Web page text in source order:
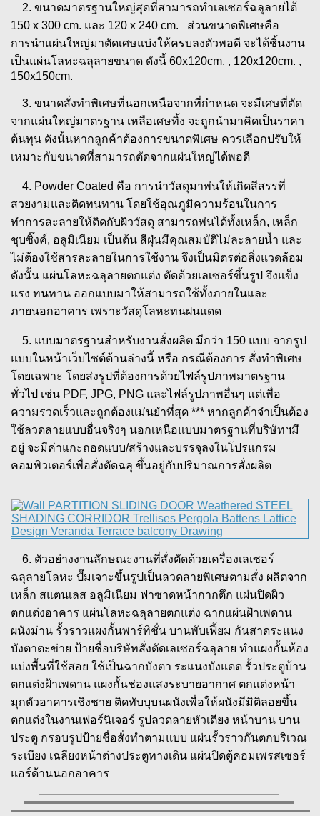
2. ขนาดมาตรฐานใหญ่สุดที่สามารถทำเลเซอร์ฉลุลายได้
150 x 300 cm. และ 120 x 240 cm. ส่วนขนาดพิเศษคือ
การนำแผ่นใหญ่มาตัดเศษแบ่งให้ครบลงตัวพอดี จะได้ชิ้นงาน
เป็นแผ่นโลหะฉลุลายขนาด ดังนี้ 60x120cm. , 120x120cm. ,
150x150cm.
3. ขนาดสั่งทำพิเศษที่นอกเหนือจากที่กำหนด จะมีเศษที่ตัด
จากแผ่นใหญ่มาตรฐาน เหลือเศษทิ้ง จะถูกนำมาคิดเป็นราคา
ต้นทุน ดังนั้นหากลูกค้าต้องการขนาดพิเศษ ควรเลือกปรับให้
เหมาะกับขนาดที่สามารถตัดจากแผ่นใหญ่ได้พอดี
4. Powder Coated คือ การนำวัสดุมาพ่นให้เกิดสีสรรที่
สวยงามและติดทนทาน โดยใช้อุณภูมิความร้อนในการ
ทำการละลายให้ติดกับผิววัสดุ สามารถพ่นได้ทั้งเหล็ก, เหล็ก
ชุบซิ๊งค์, อลูมิเนียม เป็นต้น สีฝุ่นมีคุณสมบัติไม่ละลายน้ำ และ
ไม่ต้องใช้สารละลายในการใช้งาน จึงเป็นมิตรต่อสิ่งแวดล้อม
ดังนั้น แผ่นโลหะฉลุลายตกแต่ง ตัดด้วยเลเซอร์ขึ้นรูป จึงแข็ง
แรง ทนทาน ออกแบบมาให้สามารถใช้ทั้งภายในและ
ภายนอกอาคาร เพราะวัสดุโลหะทนฝนแดด
5. แบบมาตรฐานสำหรับงานสั่งผลิต มีกว่า 150 แบบ จากรูป
แบบในหน้าเว็บไซต์ด้านล่างนี้ หรือ กรณีต้องการ สั่งทำพิเศษ
โดยเฉพาะ โดยส่งรูปที่ต้องการด้วยไฟล์รูปภาพมาตรฐาน
ทั่วไป เช่น PDF, JPG, PNG และไฟล์รูปภาพอื่นๆ แต่เพื่อ
ความรวดเร็วและถูกต้องแม่นยำที่สุด *** หากลูกค้าจำเป็นต้อง
ใช้ลวดลายแบบอื่นจริงๆ นอกเหนือแบบมาตรฐานที่บริษัทฯมี
อยู่ จะมีค่าแกะถอดแบบ/สร้างและบรรจุลงในโปรแกรม
คอมพิวเตอร์เพื่อสั่งตัดฉลุ ขึ้นอยู่กับปริมาณการสั่งผลิต
6. ตัวอย่างงานลักษณะงานที่สั่งตัดด้วยเครื่องเลเซอร์
ฉลุลายโลหะ ปั๊มเจาะขึ้นรูปเป็นลวดลายพิเศษตามสั่ง ผลิตจาก
เหล็ก สแตนเลส อลูมิเนียม ฟาซาดหน้ากากตึก แผ่นปิดผิว
ตกแต่งอาคาร แผ่นโลหะฉลุลายตกแต่ง ฉากแผ่นฝ้าเพดาน
ผนังม่าน รั้วราวแผงกั้นพาร์ทิชั่น บานพับเฟี้ยม กันสาดระแนง
บังตาตะข่าย ป้ายชื่อบริษัทสั่งตัดเลเซอร์ฉลุลาย ทำแผงกั้นห้อง
แบ่งพื้นที่ใช้สอย ใช้เป็นฉากบังตา ระแนงบังแดด รั้วประตูบ้าน
ตกแต่งฝ้าเพดาน แผงกั้นช่องแสงระบายอากาศ ตกแต่งหน้า
มุกตัวอาคารเชิงชาย ติดทับบุบนผนังเพื่อให้ผนังมีมิติลอยขึ้น
ตกแต่งในงานเฟอร์นิเจอร์ รูปลวดลายหัวเตียง หน้าบาน บาน
ประตู กรอบรูปป้ายชื่อสั่งทำตามแบบ แผ่นรั้วราวกันตกบริเวณ
ระเบียง เฉลียงหน้าต่างประตูทางเดิน แผ่นปิดตู้คอมเพรสเซอร์
แอร์ด้านนอกอาคาร